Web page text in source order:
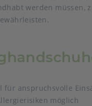
werden
anspruchsvolle
möglich